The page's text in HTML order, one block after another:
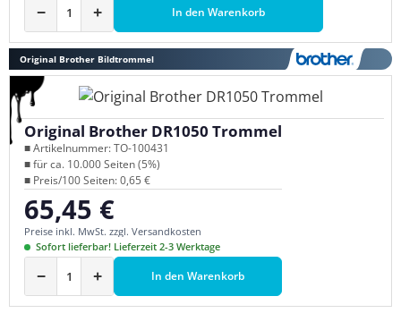
− + In den Warenkorb
Original Brother Bildtrommel
Original Brother DR1050 Trommel
■ Artikelnummer: TO-100431
■ für ca. 10.000 Seiten (5%)
■ Preis/100 Seiten: 0,65 €
Regulärer Preis:
65,45 €
Preise inkl. MwSt. zzgl. Versandkosten
Sofort lieferbar! Lieferzeit 2-3 Werktage
− + In den Warenkorb